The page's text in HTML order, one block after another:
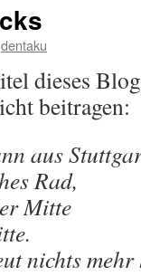
dentaku
dieses
beitragen:
aus
Rad,
Mitte
nichts